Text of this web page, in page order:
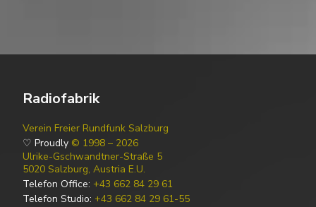
Radiofabrik
Verein Freier Rundfunk Salzburg
♡ Proudly © 1998 – 2026
Ulrike-Gschwandtner-Straße 5
5020 Salzburg, Austria E.U.
Telefon Office: +43 662 84 29 61
Telefon Studio: +43 662 84 29 61-55